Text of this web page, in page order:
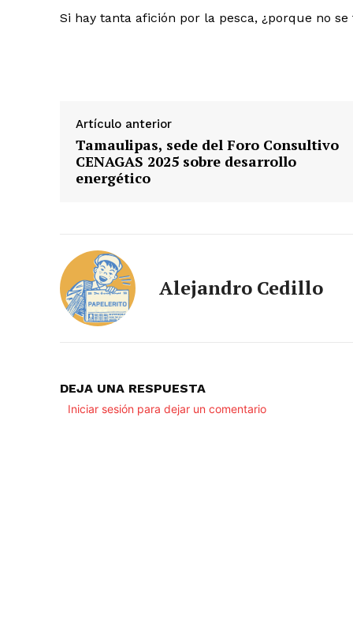
Si hay tanta afición por la pesca, ¿porque no
Artículo anterior
Tamaulipas, sede del Foro Consultivo
CENAGAS 2025 sobre desarrollo
energético
Alejandro Cedillo
DEJA UNA RESPUESTA
Iniciar sesión para dejar un comentario